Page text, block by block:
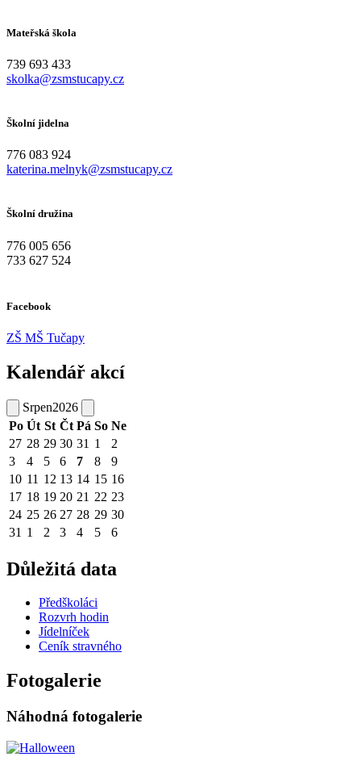
Mateřská škola
739 693 433
skolka@zsmstucapy.cz
Školní jidelna
776 083 924
katerina.melnyk@zsmstucapy.cz
Školní družina
776 005 656
733 627 524
Facebook
ZŠ MŠ Tučapy
Kalendář akcí
Srpen2026
Po Út St Čt Pá So Ne
27 28 29 30 31 1
2
3
4 5 6 7 8
9
10 11 12 13 14 15 16
17 18 19 20 21 22 23
24 25 26 27 28 29 30
31 1 2 3 4 5 6
Důležitá data
Předškoláci
Rozvrh hodin
Jídelníček
Ceník stravného
Fotogalerie
Náhodná fotogalerie